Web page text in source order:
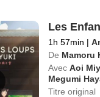
Les
1h 57min |
De Mamoru
Avec Aoi
Megumi
Titre original